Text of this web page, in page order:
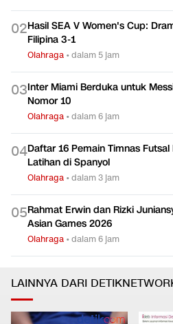
02Hasil SEA V Women's Cup:
Filipina 3-1
Olahraga •dalam 5 jam
03Inter Miami Berduka untuk
Nomor 10
Olahraga •dalam 6 jam
04Daftar 16 Pemain Timnas
Latihan di Spanyol
Olahraga •dalam 3 jam
05Rahmat Erwin dan Rizki
Asian Games 2026
Olahraga •dalam 6 jam
LAINNYA DARI